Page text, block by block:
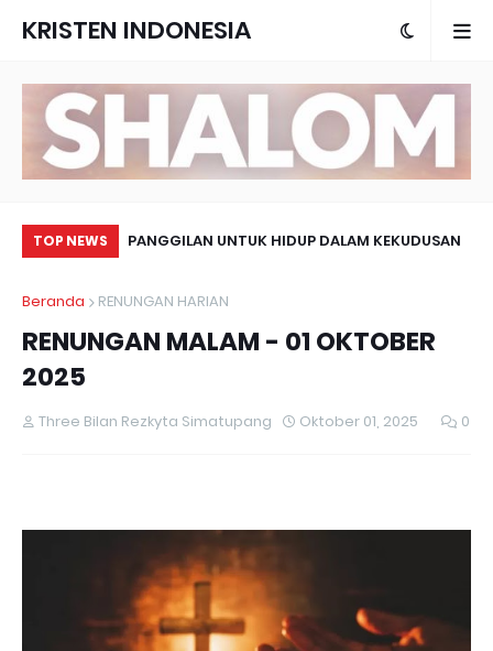
KRISTEN INDONESIA
TOP NEWS
CINTA UANG PANGGILAN UNTUK HIDUP DALAM KEKUDUSAN
Beranda RENUNGAN HARIAN
RENUNGAN MALAM - 01 OKTOBER
2025
Three Bilan Rezkyta Simatupang Oktober 01, 2025 0